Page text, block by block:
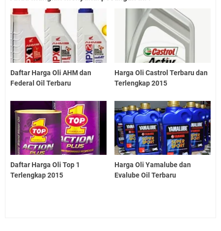
Daftar Harga Oli AHM dan
Federal Oil Terbaru
Harga Oli Castrol Terbaru dan
Terlengkap 2015
Daftar Harga Oli Top 1
Terlengkap 2015
Harga Oli Yamalube dan
Evalube Oil Terbaru